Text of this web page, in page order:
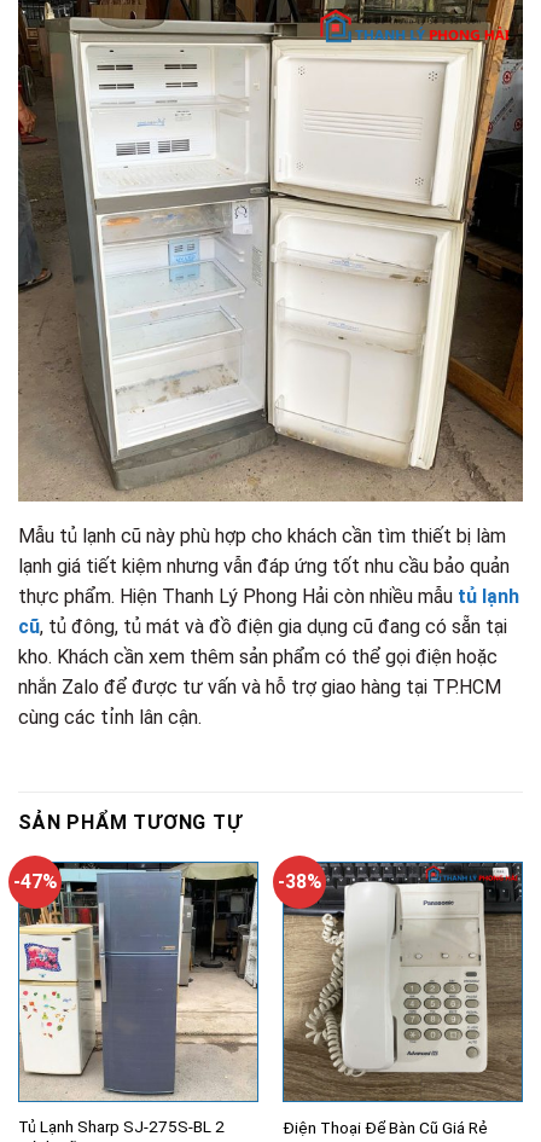
Mẫu tủ lạnh cũ này phù hợp cho khách cần tìm thiết bị làm
lạnh giá tiết kiệm nhưng vẫn đáp ứng tốt nhu cầu bảo quản
thực phẩm. Hiện Thanh Lý Phong Hải còn nhiều mẫu tủ lạnh
cũ, tủ đông, tủ mát và đồ điện gia dụng cũ đang có sẵn tại
kho. Khách cần xem thêm sản phẩm có thể gọi điện hoặc
nhắn Zalo để được tư vấn và hỗ trợ giao hàng tại TP.HCM
cùng các tỉnh lân cận.
SẢN PHẨM TƯƠNG TỰ
-47%
Tủ Lạnh Sharp SJ-275S-BL 2
-38%
Điện Thoại Để Bàn Cũ Giá Rẻ